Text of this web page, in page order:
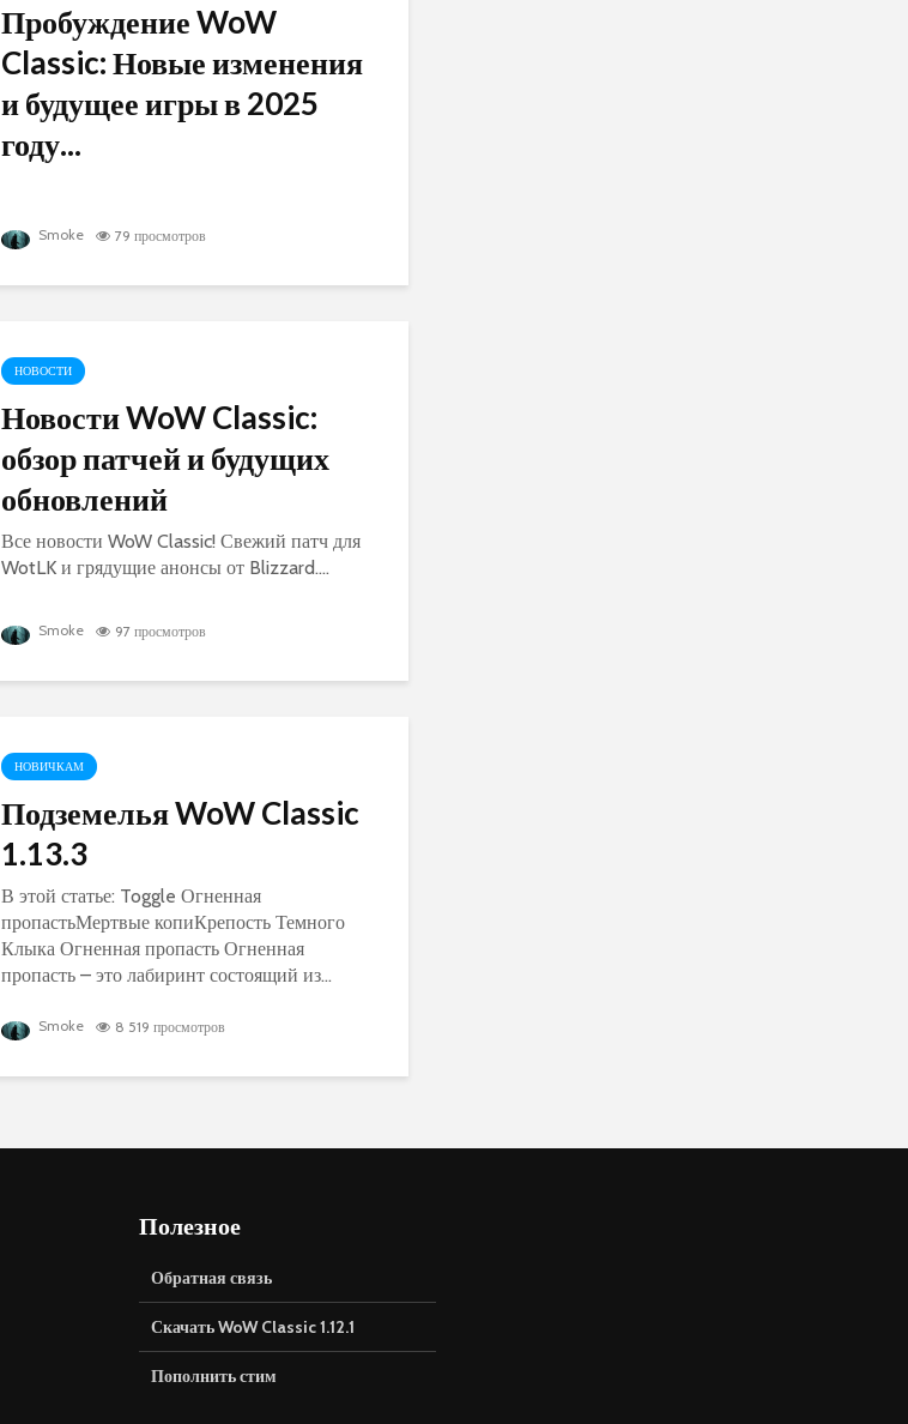
Пробуждение WoW
Classic: Новые изменения
и будущее игры в 2025
году...
Smoke 79 просмотров
НОВОСТИ
Новости WoW Classic:
обзор патчей и будущих
обновлений
Все новости WoW Classic! Свежий патч для
WotLK и грядущие анонсы от Blizzard....
Smoke 97 просмотров
НОВИЧКАМ
Подземелья WoW Classic
1.13.3
В этой статье: Toggle Огненная
пропастьМертвые копиКрепость Темного
Клыка Огненная пропасть Огненная
пропасть – это лабиринт состоящий из...
Smoke 8 519 просмотров
Полезное
Обратная связь
Скачать WoW Classic 1.12.1
Пополнить стим